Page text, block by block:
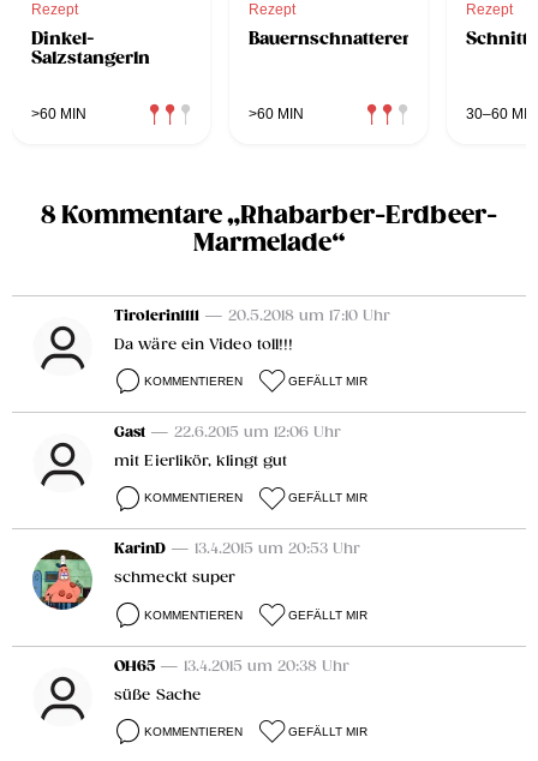
Rezept
Dinkel-
Salzstangerln
>60 MIN
Rezept
Bauernschnatterer
>60 MIN
Rezept
30–60 MIN
8 Kommentare „Rhabarber-Erdbeer-
Marmelade“
Tirolerin1111 — 20.5.2018 um 17:10 Uhr
Da wäre ein Video toll!!!
KOMMENTIEREN GEFÄLLT MIR
Gast — 22.6.2015 um 12:06 Uhr
mit Eierlikör, klingt gut
KOMMENTIEREN GEFÄLLT MIR
KarinD — 13.4.2015 um 20:53 Uhr
schmeckt super
KOMMENTIEREN GEFÄLLT MIR
OH65 — 13.4.2015 um 20:38 Uhr
süße Sache
KOMMENTIEREN GEFÄLLT MIR